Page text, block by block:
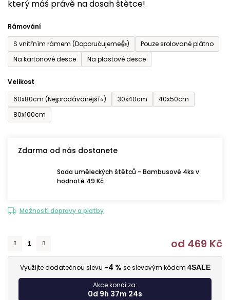
který máš právě na dosah štětce!
Rámování
S vnitřním rámem (Doporučujeme👍)
Pouze srolované plátno
Na kartonové desce
Na plastové desce
Velikost
60x80cm (Nejprodávanější⭐)
30x40cm
40x50cm
80x100cm
Zdarma od nás dostanete
Sada uměleckých štětců - Bambusové 4ks v
hodnotě 49 Kč
Možnosti dopravy a platby
od 469 Kč
Využijte dodatečnou slevu -4 % se slevovým kódem 4SALE
Akce končí za:
0d 9h 37m 23s
0,0
5
hvězdiček.